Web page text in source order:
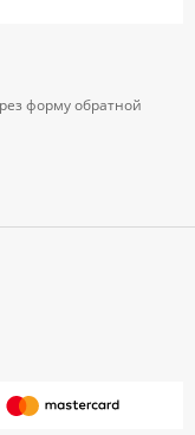
форму обратной